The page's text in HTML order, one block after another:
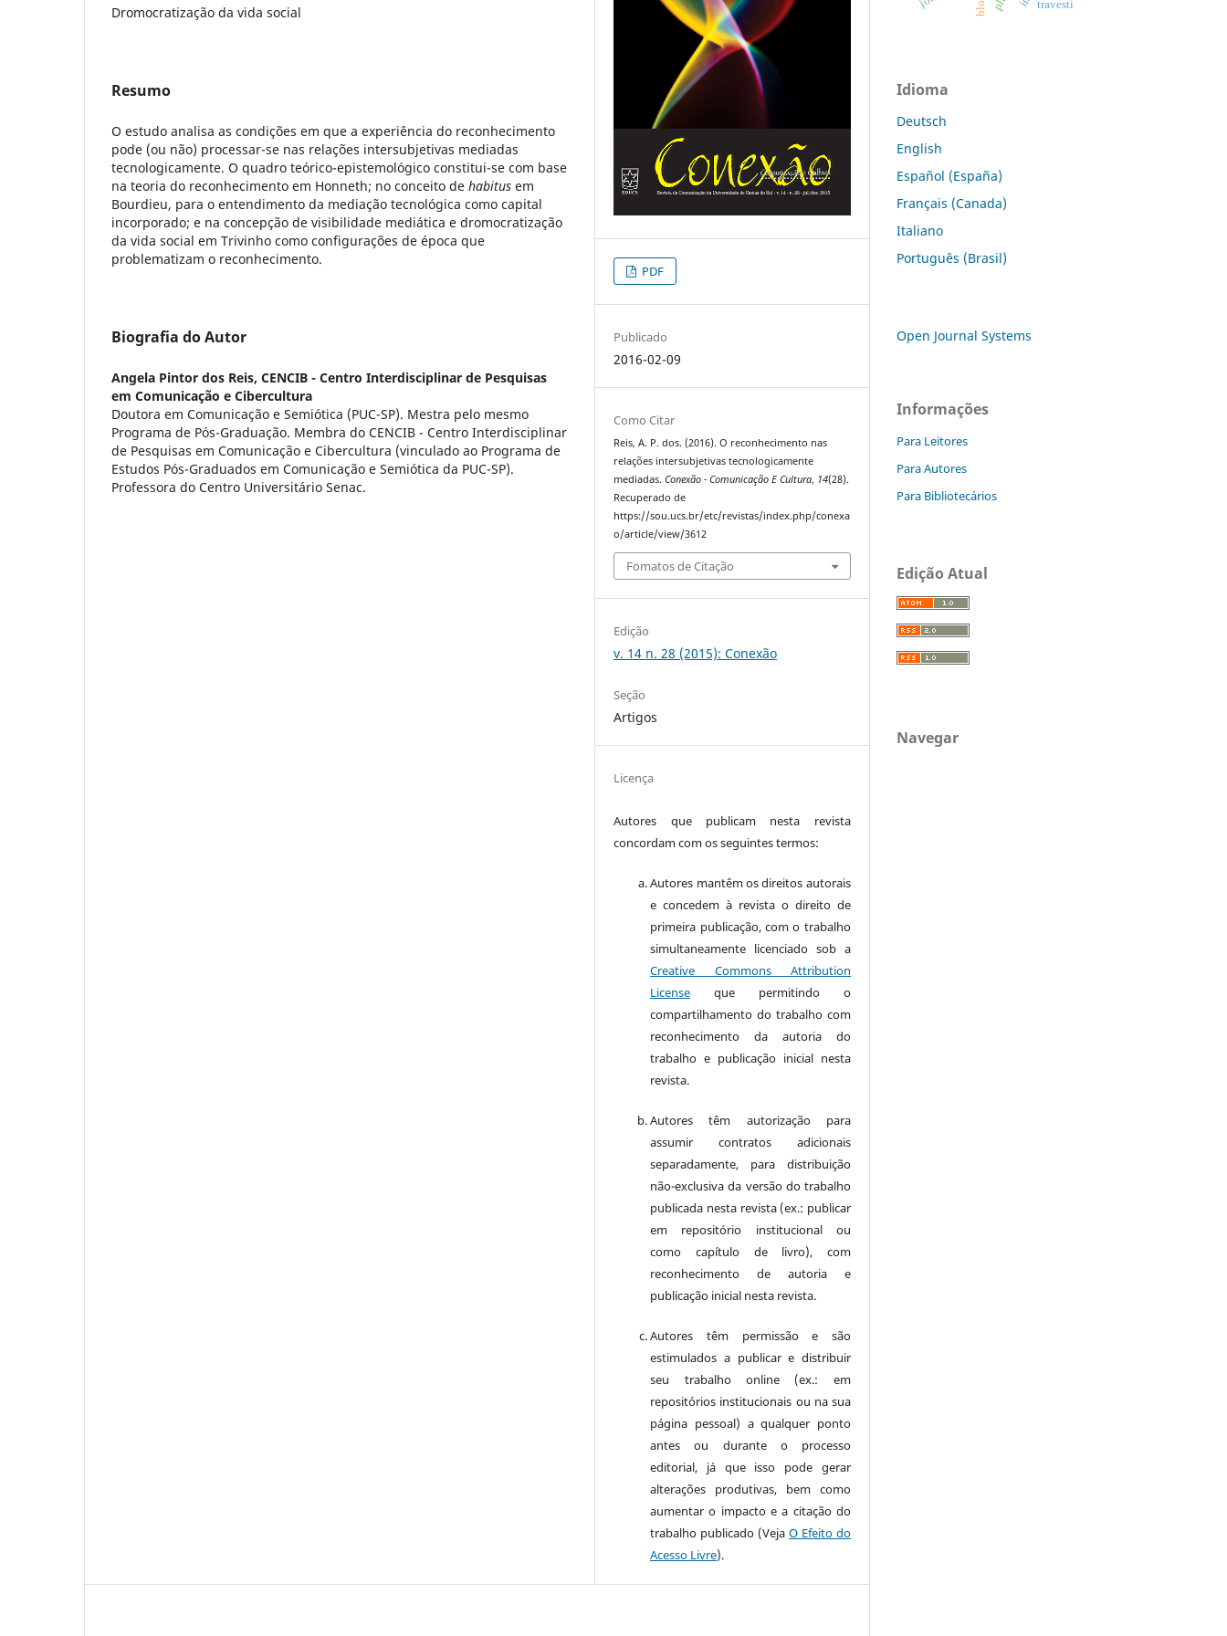
Dromocratização da vida social
Resumo
O estudo analisa as condições em que a experiência do reconhecimento
pode (ou não) processar-se nas relações intersubjetivas mediadas
tecnologicamente. O quadro teórico-epistemológico constitui-se com base
na teoria do reconhecimento em Honneth; no conceito de habitus em
Bourdieu, para o entendimento da mediação tecnológica como capital
incorporado; e na concepção de visibilidade mediática e dromocratização
da vida social em Trivinho como configurações de época que
problematizam o reconhecimento.
Biografia do Autor
Angela Pintor dos Reis, CENCIB - Centro Interdisciplinar de Pesquisas
em Comunicação e Cibercultura
Doutora em Comunicação e Semiótica (PUC-SP). Mestra pelo mesmo
Programa de Pós-Graduação. Membra do CENCIB - Centro Interdisciplinar
de Pesquisas em Comunicação e Cibercultura (vinculado ao Programa de
Estudos Pós-Graduados em Comunicação e Semiótica da PUC-SP).
Professora do Centro Universitário Senac.
PDF
Publicado
2016-02-09
Como Citar
Reis, A. P. dos. (2016). O reconhecimento nas
relações intersubjetivas tecnologicamente
mediadas.Conexão - Comunicação E Cultura, 14(28).
Recuperado de
https://sou.ucs.br/etc/revistas/index.php/conexa
o/article/view/3612
Fomatos de Citação
Edição
v. 14 n. 28 (2015): Conexão
Seção
Artigos
Licença
Autores que publicam nesta revista
concordam com os seguintes termos:
Autores mantêm os direitos autorais
e concedem à revista o direito de
primeira publicação, com o trabalho
simultaneamente licenciado sob a
Creative Commons Attribution
License que permitindo o
compartilhamento do trabalho com
reconhecimento da autoria do
trabalho e publicação inicial nesta
revista.
Autores têm autorização para
assumir contratos adicionais
separadamente, para distribuição
não-exclusiva da versão do trabalho
publicada nesta revista (ex.: publicar
em repositório institucional ou
como capítulo de livro), com
reconhecimento de autoria e
publicação inicial nesta revista.
Autores têm permissão e são
estimulados a publicar e distribuir
seu trabalho online (ex.: em
repositórios institucionais ou na sua
página pessoal) a qualquer ponto
antes ou durante o processo
editorial, já que isso pode gerar
alterações produtivas, bem como
aumentar o impacto e a citação do
trabalho publicado (Veja O Efeito do
Acesso Livre).
travesti
Idioma
Deutsch
English
Español (España)
Français (Canada)
Italiano
Português (Brasil)
Open Journal Systems
Informações
Para Leitores
Para Autores
Para Bibliotecários
Edição Atual
Navegar